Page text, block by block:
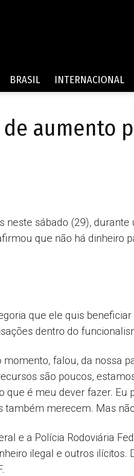
–
BRASIL INTERNACIONAL
aumento
neste sábado (29),
que não há dinheiro
que ele quis
dentro do
momento, falou, da nossa
são poucos,
que é meu dever fazer.
merecem. Mas
e a Polícia Rodoviária
ilegal e outros